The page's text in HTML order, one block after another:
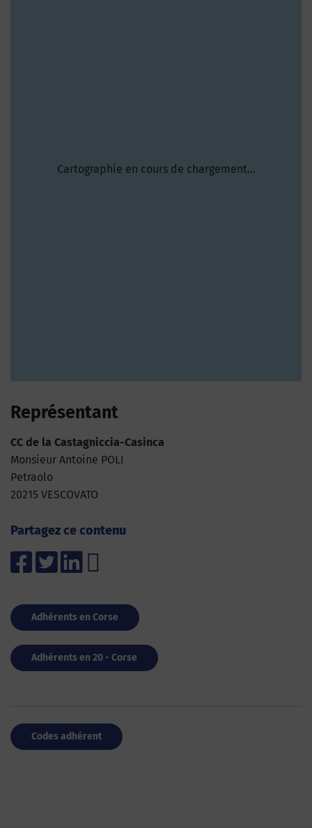
Cartographie en cours de chargement...
Représentant
CC de la Castagniccia-Casinca
Monsieur Antoine POLI
Petraolo
20215 VESCOVATO
Partagez ce contenu
Adhérents en Corse
Adhérents en 20 - Corse
Codes adhérent